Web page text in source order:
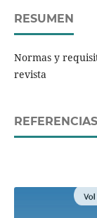
RESUMEN
Normas y
revista
REFERENCIAS